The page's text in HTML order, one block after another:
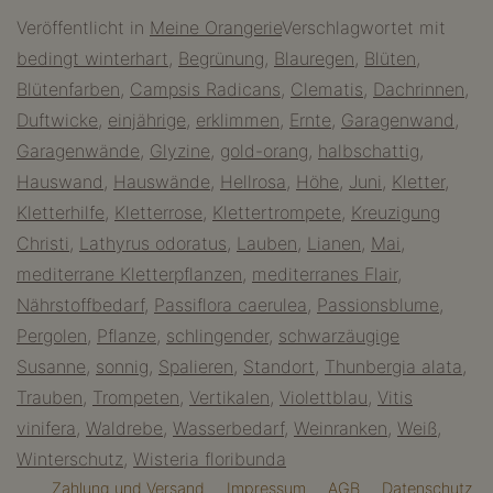
Kletterpflanzen
für
jeden
Gartenzaun
Veröffentlicht in Meine OrangerieVerschlagwortet mit
bedingt winterhart, Begrünung, Blauregen, Blüten,
Blütenfarben, Campsis Radicans, Clematis, Dachrinnen,
Duftwicke, einjährige, erklimmen, Ernte, Garagenwand ,
Garagenwände, Glyzine, gold-orang, halbschattig,
Hauswand , Hauswände, Hellrosa , Höhe, Juni , Kletter,
Kletterhilfe, Kletterrose, Klettertrompete, Kreuzigung
Christi , Lathyrus odoratus, Lauben, Lianen, Mai ,
mediterrane Kletterpflanzen, mediterranes Flair,
Nährstoffbedarf, Passiflora caerulea , Passionsblume,
Pergolen, Pflanze, schlingender, schwarzäugige
Susanne, sonnig, Spalieren, Standort, Thunbergia alata ,
Trauben, Trompeten, Vertikalen, Violettblau, Vitis
vinifera , Waldrebe, Wasserbedarf, Weinranken, Weiß,
Winterschutz, Wisteria floribunda
Zahlung und Versand Impressum AGB Datenschutz